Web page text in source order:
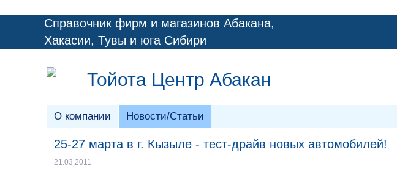
Справочник фирм и магазинов Абакана,
Хакасии, Тувы и юга Сибири
Тойота Центр Абакан
О компании Новости/Статьи
25-27 марта в г. Кызыле - тест-драйв новых автомобилей!
21.03.2011